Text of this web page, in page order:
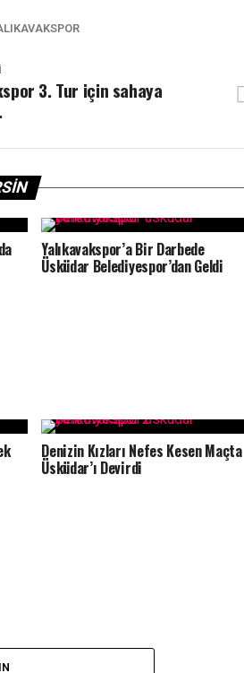
3. Tur için sahaya
Yalıkavakspor’a Bir Darbede
Üsküdar Belediyespor’dan Geldi
Denizin Kızları Nefes Kesen Maçta
Üsküdar’ı Devirdi